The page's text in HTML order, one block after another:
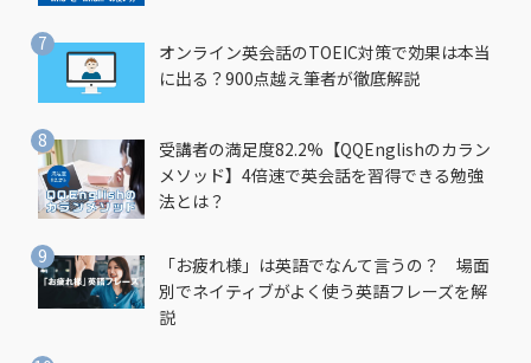
オンライン英会話のTOEIC対策で効果は本当
に出る？900点越え筆者が徹底解説
受講者の満足度82.2%【QQEnglishのカラン
メソッド】4倍速で英会話を習得できる勉強
法とは？
「お疲れ様」は英語でなんて言うの？ 場面
別でネイティブがよく使う英語フレーズを解
説